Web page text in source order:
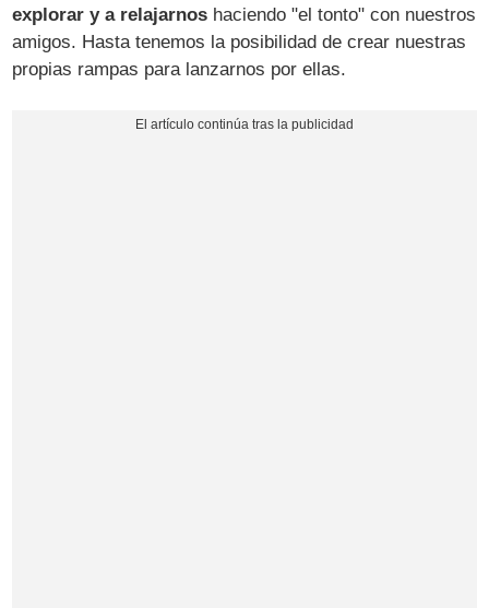
explorar y a relajarnos haciendo "el tonto" con nuestros
amigos. Hasta tenemos la posibilidad de crear nuestras
propias rampas para lanzarnos por ellas.